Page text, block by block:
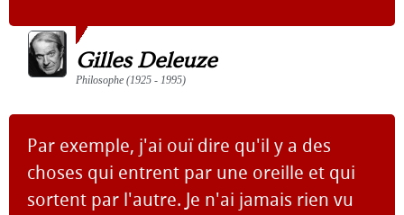
Gilles Deleuze
Philosophe (1925 - 1995)
Par exemple, j'ai ouï dire qu'il y a des
choses qui entrent par une oreille et qui
sortent par l'autre. Je n'ai jamais rien vu